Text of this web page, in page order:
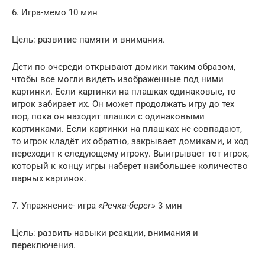
6. Игра-мемо 10 мин
Цель: развитие памяти и внимания.
Дети по очереди открывают домики таким образом,
чтобы все могли видеть изображенные под ними
картинки. Если картинки на плашках одинаковые, то
игрок забирает их. Он может продолжать игру до тех
пор, пока он находит плашки с одинаковыми
картинками. Если картинки на плашках не совпадают,
то игрок кладёт их обратно, закрывает домиками, и ход
переходит к следующему игроку. Выигрывает тот игрок,
который к концу игры наберет наибольшее количество
парных картинок.
7. Упражнение- игра «Речка-берег» 3 мин
Цель: развить навыки реакции, внимания и
переключения.